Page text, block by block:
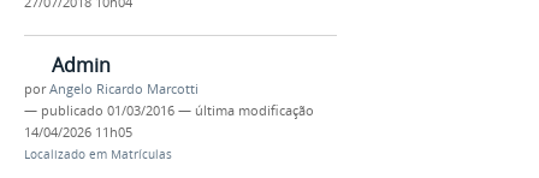
Admin
porAngelo Ricardo Marcotti
— publicado 01/03/2016 — última modificação
14/04/2026 11h05
Localizado em Matrículas